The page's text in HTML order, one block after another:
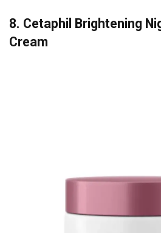
8. Cetaphil Brightening
Cream